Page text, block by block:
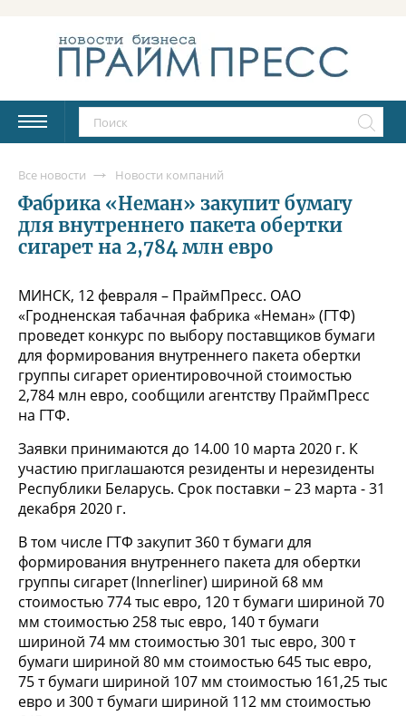
Все новости Новости компаний
Фабрика «Неман» закупит бумагу
для внутреннего пакета обертки
сигарет на 2,784 млн евро
МИНСК, 12 февраля – ПраймПресс. ОАО
«Гродненская табачная фабрика «Неман» (ГТФ)
проведет конкурс по выбору поставщиков бумаги
для формирования внутреннего пакета обертки
группы сигарет ориентировочной стоимостью
2,784 млн евро, сообщили агентству ПраймПресс
на ГТФ.
Заявки принимаются до 14.00 10 марта 2020 г. К
участию приглашаются резиденты и нерезиденты
Республики Беларусь. Срок поставки – 23 марта - 31
декабря 2020 г.
В том числе ГТФ закупит 360 т бумаги для
формирования внутреннего пакета для обертки
группы сигарет (Innerliner) шириной 68 мм
стоимостью 774 тыс евро, 120 т бумаги шириной 70
мм стоимостью 258 тыс евро, 140 т бумаги
шириной 74 мм стоимостью 301 тыс евро, 300 т
бумаги шириной 80 мм стоимостью 645 тыс евро,
75 т бумаги шириной 107 мм стоимостью 161,25 тыс
евро и 300 т бумаги шириной 112 мм стоимостью